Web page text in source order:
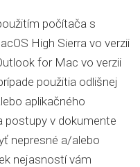
počítača s
High Sierra vo verzii
for Mac vo verzii
použitia odlišnej
aplikačného
postupy v dokumente
nepresné a/alebo
nejasností vám